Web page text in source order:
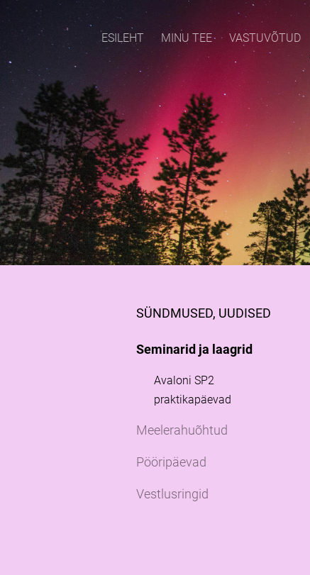
ESILEHT MINU TEE VASTUVÕTUD
SÜNDMUSED, UUDISED
Seminarid ja laagrid
Avaloni SP2
praktikapäevad
Meelerahuõhtud
Pööripäevad
Vestlusringid